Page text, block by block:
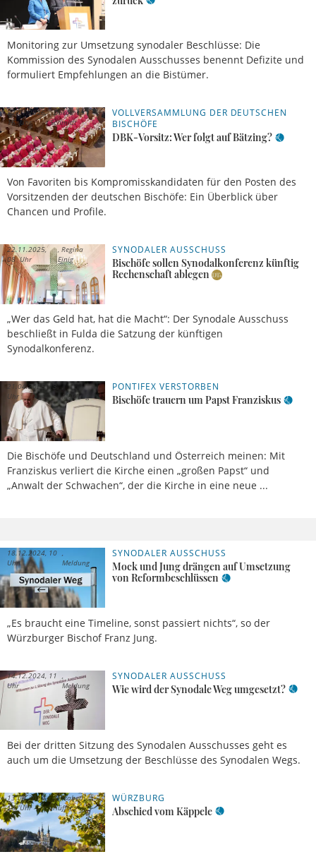
Monitoring zur Umsetzung synodaler Beschlüsse: Die
Kommission des Synodalen Ausschusses benennt Defizite und
formuliert Empfehlungen an die Bistümer.
VOLLVERSAMMLUNG DER DEUTSCHEN
BISCHÖFE
DBK-Vorsitz: Wer folgt auf Bätzing?
Von Favoriten bis Kompromisskandidaten für den Posten des
Vorsitzenden der deutschen Bischöfe: Ein Überblick über
Chancen und Profile.
22.01.2026,
16 Uhr
Dorothea
Schmidt
SYNODALER AUSSCHUSS
Bischöfe sollen Synodalkonferenz künftig
Rechenschaft ablegen
„Wer das Geld hat, hat die Macht“: Der Synodale Ausschuss
beschließt in Fulda die Satzung der künftigen
Synodalkonferenz.
22.11.2025,
08 Uhr
Regina
Einig
PONTIFEX VERSTORBEN
Bischöfe trauern um Papst Franziskus
Die Bischöfe und Deutschland und Österreich meinen: Mit
Franziskus verliert die Kirche einen „großen Papst“ und
„Anwalt der Schwachen“, der die Kirche in eine neue ...
21.04.2025, 13
Uhr
Meldung
SYNODALER AUSSCHUSS
Mock und Jung drängen auf Umsetzung
von Reformbeschlüssen
„Es braucht eine Timeline, sonst passiert nichts“, so der
Würzburger Bischof Franz Jung.
18.12.2024, 10
Uhr
Meldung
SYNODALER AUSSCHUSS
Wie wird der Synodale Weg umgesetzt?
Bei der dritten Sitzung des Synodalen Ausschusses geht es
auch um die Umsetzung der Beschlüsse des Synodalen Wegs.
14.12.2024, 11
Uhr
Meldung
WÜRZBURG
Abschied vom Käppele
13.09.2024,
18 Uhr
Elisabeth
Hüffer